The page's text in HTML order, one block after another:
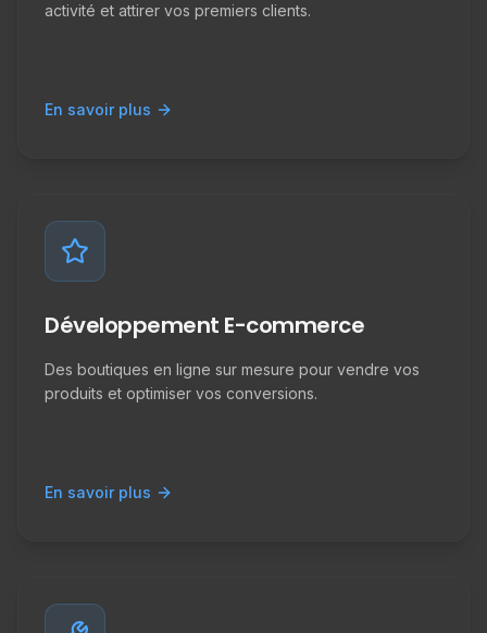
activité et attirer vos premiers clients.
En savoir plus
Développement E-commerce
Des boutiques en ligne sur mesure pour vendre vos
produits et optimiser vos conversions.
En savoir plus